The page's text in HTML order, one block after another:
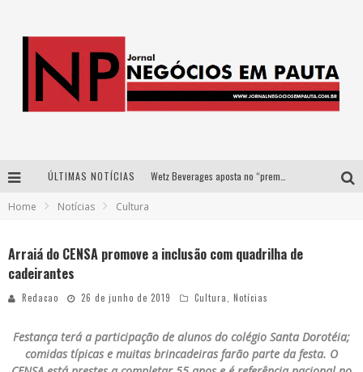
ÚLTIMAS NOTÍCIAS
Home Notícias Cultura
Arraiá do CENSA promove a inclusão com quadrilha de
cadeirantes
Redacao 26 de junho de 2019 Cultura Notícias
Festança terá a participação de alunos do colégio Santa Dorotéia;
comidas típicas e muitas brincadeiras farão parte da festa. O